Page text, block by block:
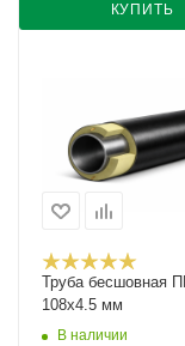
КУПИТЬ
Труба бесшовная
108х4.5 мм
В наличии